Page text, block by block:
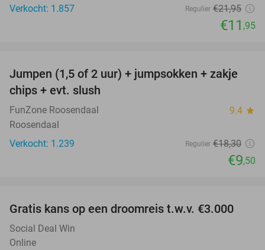
Verkocht: 1.857
Regulier €21,95
€11 ,95
48%
Jumpen (1,5 of 2 uur) + jumpsokken + zakje
chips + evt. slush
FunZone Roosendaal 9.4 star
Roosendaal
Verkocht: 1.239
Regulier €18,30
€9,50
Gratis kans op een droomreis t.w.v. €3.000
Social Deal Win
Online